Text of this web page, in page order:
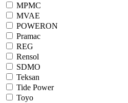
MPMC
MVAE
POWERON
Pramac
REG
Rensol
SDMO
Teksan
Tide Power
Toyo